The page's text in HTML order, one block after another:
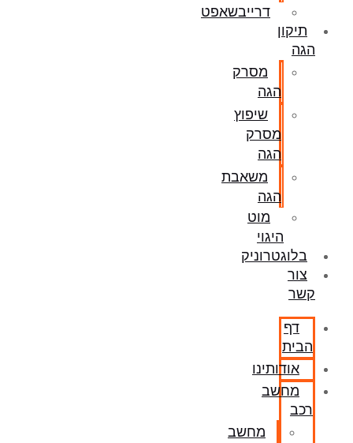
דרייבשאפט
תיקון
הגה
מסרק
הגה
שיפוץ
מסרק
הגה
משאבת
הגה
מוט
היגוי
בלוגטרוניק
צור
קשר
דף
הבית
אודותינו
מחשב
רכב
מחשב